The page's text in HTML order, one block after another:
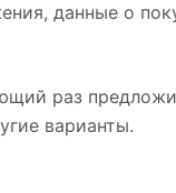
данные о
раз
варианты.